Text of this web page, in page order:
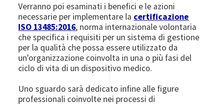
Verranno poi esaminati i benefici e le azioni
necessarie per implementare la certificazione
ISO 13485:2016, norma internazionale volontaria
che specifica i requisiti per un sistema di gestione
per la qualità che possa essere utilizzato da
un'organizzazione coinvolta in una o più fasi del
ciclo di vita di un dispositivo medico.
Uno sguardo sarà dedicato infine alle figure
professionali coinvolte nei processi di